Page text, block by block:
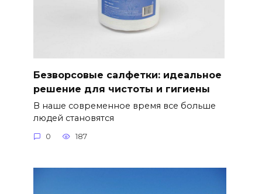
Безворсовые салфетки: идеальное
решение для чистоты и гигиены
В наше современное время все больше
людей становятся
0 187